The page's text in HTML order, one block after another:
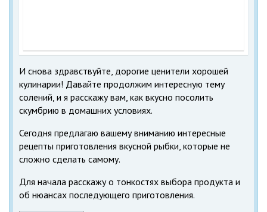
И снова здравствуйте, дорогие ценители хорошей
кулинарии! Давайте продолжим интересную тему
солений, и я расскажу вам, как вкусно посолить
скумбрию в домашних условиях.
Сегодня предлагаю вашему вниманию интересные
рецепты приготовления вкусной рыбки, которые не
сложно сделать самому.
Для начала расскажу о тонкостях выбора продукта и
об нюансах последующего приготовления.